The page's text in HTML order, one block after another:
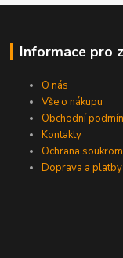
Informace pro
O nás
Vše o nákupu
Obchodní
Kontakty
Ochrana
Doprava a platby